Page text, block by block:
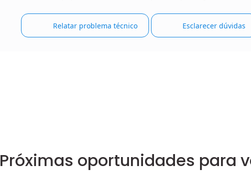
Relatar problema técnico Esclarecer dúvidas
Próximas oportunidades para